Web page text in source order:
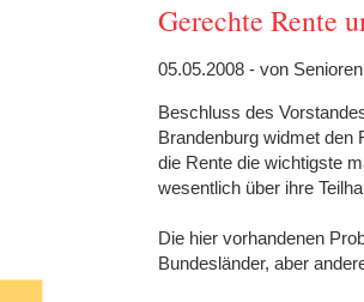
Gerechte Rente
05.05.2008 - von
Beschluss des
Brandenburg widmet den
die Rente die wichtigste
wesentlich über ihre
Die hier vorhandenen
Bundesländer, aber